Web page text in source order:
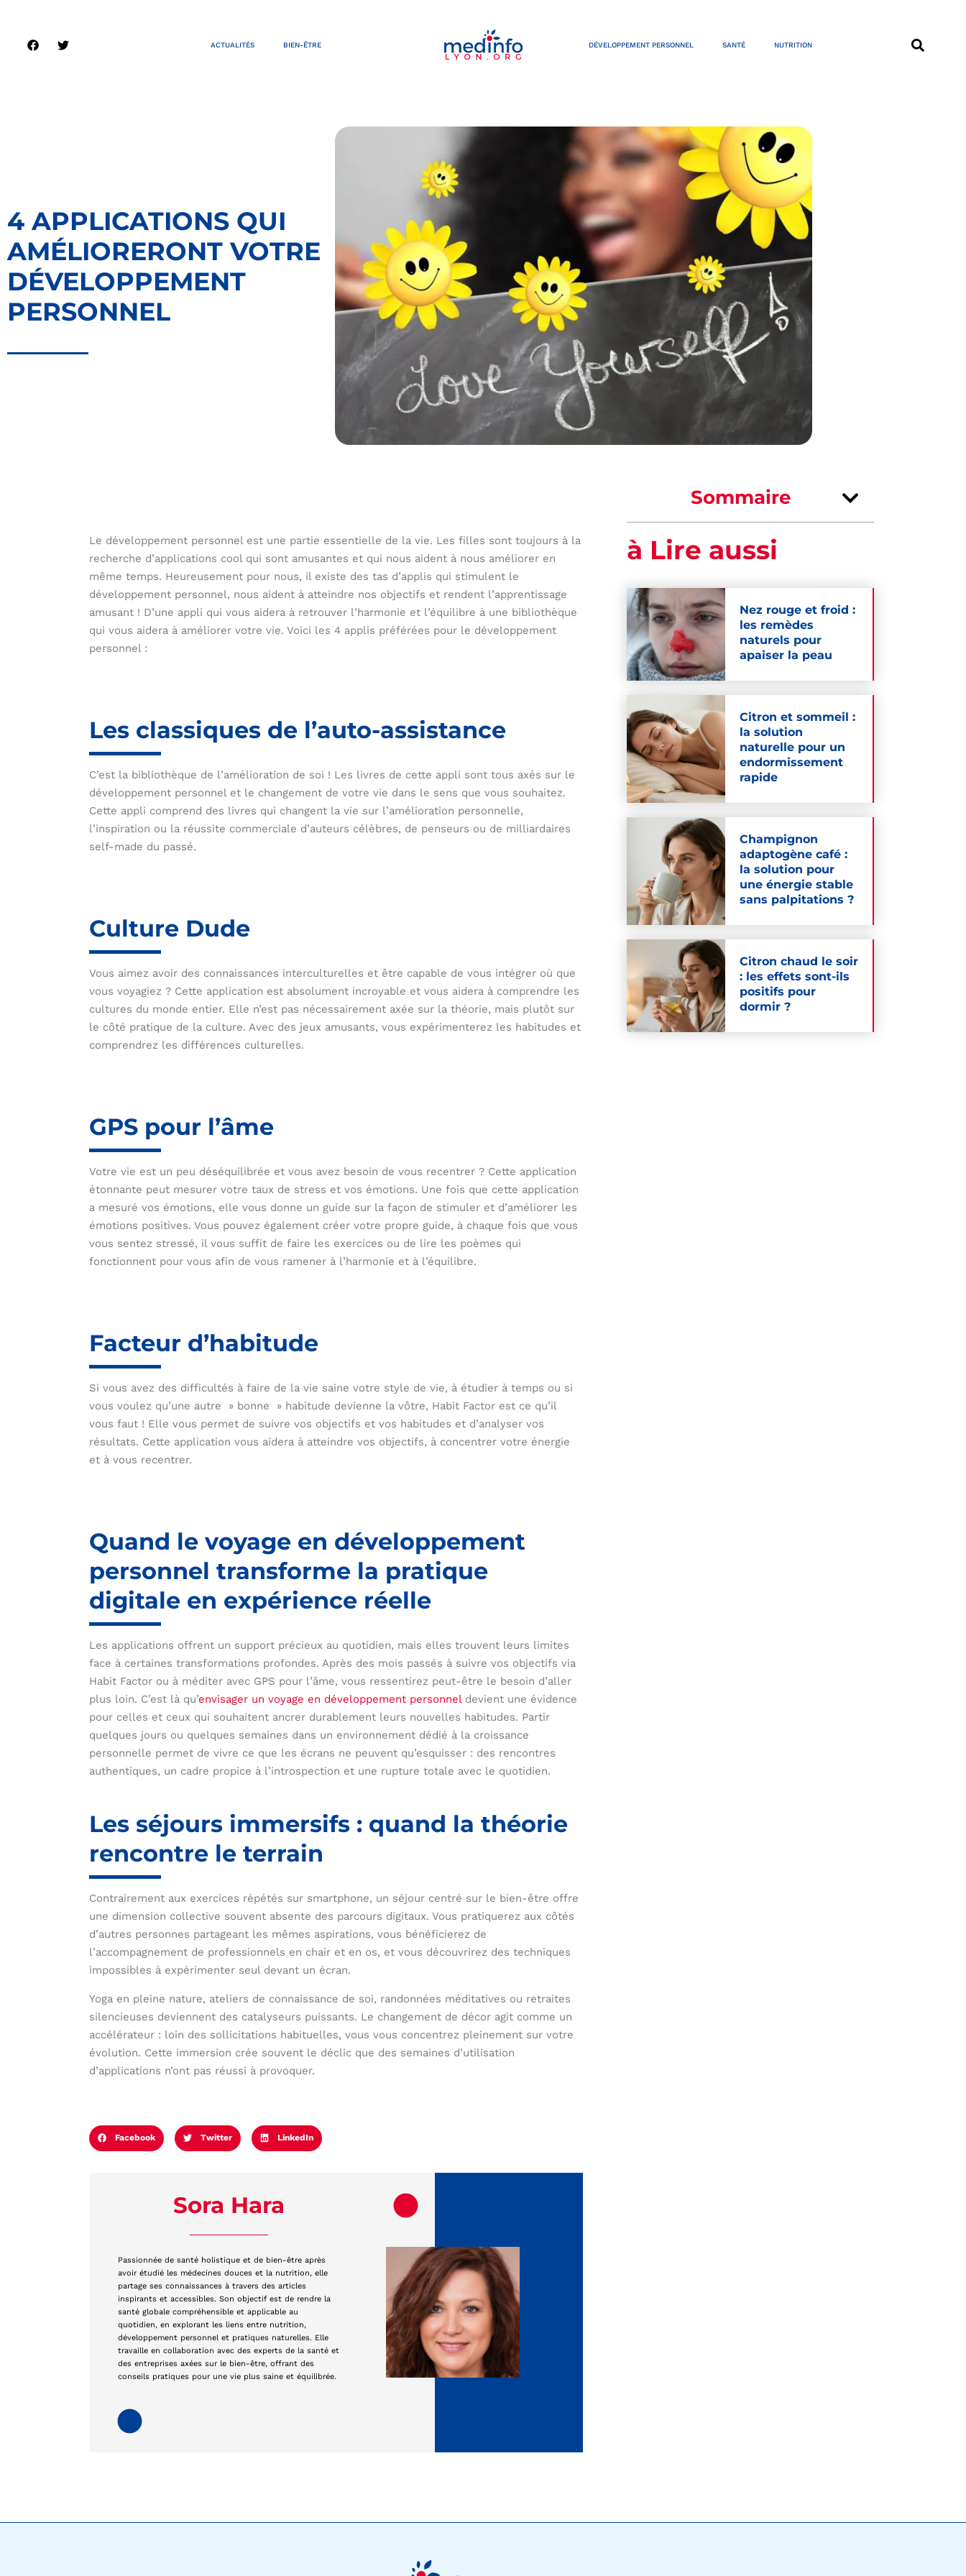
ACTUALITÉS BIEN-ÊTRE DÉVELOPPEMENT PERSONNEL SANTÉ NUTRITION
4 APPLICATIONS QUI
AMÉLIORERONT VOTRE
DÉVELOPPEMENT
PERSONNEL
Le développement personnel est une partie essentielle de la vie. Les filles sont toujours à la
recherche d’applications cool qui sont amusantes et qui nous aident à nous améliorer en
même temps. Heureusement pour nous, il existe des tas d’applis qui stimulent le
développement personnel, nous aident à atteindre nos objectifs et rendent l’apprentissage
amusant ! D’une appli qui vous aidera à retrouver l’harmonie et l’équilibre à une bibliothèque
qui vous aidera à améliorer votre vie. Voici les 4 applis préférées pour le développement
personnel :
Les classiques de l’auto-assistance
C’est la bibliothèque de l’amélioration de soi ! Les livres de cette appli sont tous axés sur le
développement personnel et le changement de votre vie dans le sens que vous souhaitez.
Cette appli comprend des livres qui changent la vie sur l’amélioration personnelle,
l’inspiration ou la réussite commerciale d’auteurs célèbres, de penseurs ou de milliardaires
self-made du passé.
Culture Dude
Vous aimez avoir des connaissances interculturelles et être capable de vous intégrer où que
vous voyagiez ? Cette application est absolument incroyable et vous aidera à comprendre les
cultures du monde entier. Elle n’est pas nécessairement axée sur la théorie, mais plutôt sur
le côté pratique de la culture. Avec des jeux amusants, vous expérimenterez les habitudes et
comprendrez les différences culturelles.
GPS pour l’âme
Votre vie est un peu déséquilibrée et vous avez besoin de vous recentrer ? Cette application
étonnante peut mesurer votre taux de stress et vos émotions. Une fois que cette application
a mesuré vos émotions, elle vous donne un guide sur la façon de stimuler et d’améliorer les
émotions positives. Vous pouvez également créer votre propre guide, à chaque fois que vous
vous sentez stressé, il vous suffit de faire les exercices ou de lire les poèmes qui
fonctionnent pour vous afin de vous ramener à l’harmonie et à l’équilibre.
Facteur d’habitude
Si vous avez des difficultés à faire de la vie saine votre style de vie, à étudier à temps ou si
vous voulez qu’une autre » bonne » habitude devienne la vôtre, Habit Factor est ce qu’il
vous faut ! Elle vous permet de suivre vos objectifs et vos habitudes et d’analyser vos
résultats. Cette application vous aidera à atteindre vos objectifs, à concentrer votre énergie
et à vous recentrer.
Quand le voyage en développement
personnel transforme la pratique
digitale en expérience réelle
Les applications offrent un support précieux au quotidien, mais elles trouvent leurs limites
face à certaines transformations profondes. Après des mois passés à suivre vos objectifs via
Habit Factor ou à méditer avec GPS pour l’âme, vous ressentirez peut-être le besoin d’aller
plus loin. C’est là qu’envisager un voyage en développement personneldevient une évidence
pour celles et ceux qui souhaitent ancrer durablement leurs nouvelles habitudes. Partir
quelques jours ou quelques semaines dans un environnement dédié à la croissance
personnelle permet de vivre ce que les écrans ne peuvent qu’esquisser : des rencontres
authentiques, un cadre propice à l’introspection et une rupture totale avec le quotidien.
Les séjours immersifs : quand la théorie
rencontre le terrain
Contrairement aux exercices répétés sur smartphone, un séjour centré sur le bien-être offre
une dimension collective souvent absente des parcours digitaux. Vous pratiquerez aux côtés
d’autres personnes partageant les mêmes aspirations, vous bénéficierez de
l’accompagnement de professionnels en chair et en os, et vous découvrirez des techniques
impossibles à expérimenter seul devant un écran.
Yoga en pleine nature, ateliers de connaissance de soi, randonnées méditatives ou retraites
silencieuses deviennent des catalyseurs puissants. Le changement de décor agit comme un
accélérateur : loin des sollicitations habituelles, vous vous concentrez pleinement sur votre
évolution. Cette immersion crée souvent le déclic que des semaines d’utilisation
d’applications n’ont pas réussi à provoquer.
Facebook Twitter LinkedIn
Sora Hara
Passionnée de santé holistique et de bien-être après
avoir étudié les médecines douces et la nutrition, elle
partage ses connaissances à travers des articles
inspirants et accessibles. Son objectif est de rendre la
santé globale compréhensible et applicable au
quotidien, en explorant les liens entre nutrition,
développement personnel et pratiques naturelles. Elle
travaille en collaboration avec des experts de la santé et
des entreprises axées sur le bien-être, offrant des
conseils pratiques pour une vie plus saine et équilibrée.
Sommaire
à Lire aussi
Nez rouge et froid :
les remèdes
naturels pour
apaiser la peau
Citron et sommeil :
la solution
naturelle pour un
endormissement
rapide
Champignon
adaptogène café :
la solution pour
une énergie stable
sans palpitations ?
Citron chaud le soir
: les effets sont-ils
positifs pour
dormir ?